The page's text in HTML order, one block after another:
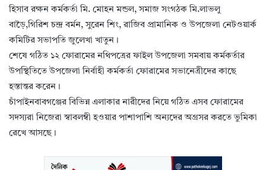
হিসাব রক্ষন কর্মকর্তা মি. মোহন মন্ডল, সমাজ সংগঠক মি.লাভলু
বাড়ৈ,গিরিশ চন্দ্র বর্মন, সুরেন শিং, রাজিব প্রামানিক ও উপজেলা নেটওয়ার্ক
কমিটির সভাপতি জুলেখা খাতুন।
শেষে গঠিত ১২ ফোরামের নথিপত্রের ফাইল উপজেলা সমবায় কর্মকর্তার
উপস্থিতিতে উপজেলা নির্বাহী কর্মকর্তা ফোরামের সভানেত্রীদের কাছে
হস্তান্তর করেন।
চাঁপাইনবাবগঞ্জের বিভিন্ন এলাকার নারীদের নিয়ে গঠিত এসব ফোরামের
সদস্যরা নিজেরা স্বাবলম্বী হওয়ার পাশাপাশি অন্যদের অগ্রসর করতে ভুমিকা
রেখে আসছে।